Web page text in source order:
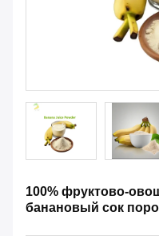
100% фруктово-
банановый сок